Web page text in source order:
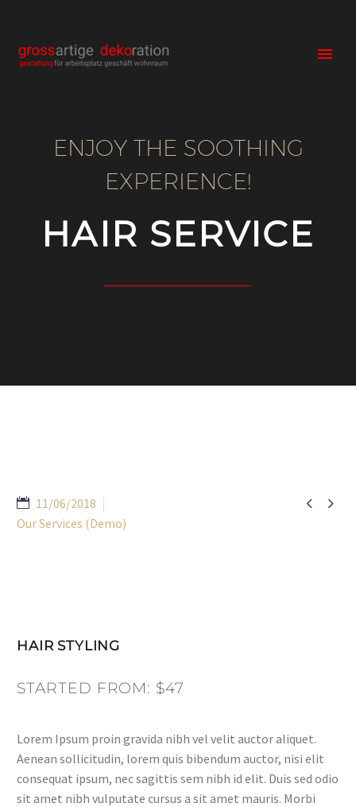
ENJOY THE SOOTHING
EXPERIENCE!
HAIR SERVICE
 
11/06/2018
Our Services (Demo)
HAIR STYLING
STARTED FROM: $47
Lorem Ipsum proin gravida nibh vel velit auctor aliquet.
Aenean sollicitudin, lorem quis bibendum auctor, nisi elit
consequat ipsum, nec sagittis sem nibh id elit. Duis sed odio
sit amet nibh vulputate cursus a sit amet mauris. Morbi